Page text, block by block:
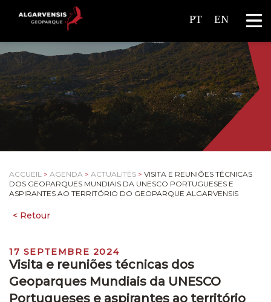
PT EN
ACCUEIL > AGENDA > ACTUALITÉS > VISITA E REUNIÕES TÉCNICAS
DOS GEOPARQUES MUNDIAIS DA UNESCO PORTUGUESES E
ASPIRANTES AO TERRITÓRIO DO GEOPARQUE ALGARVENSIS
17 SEPTEMBRE 2024
Visita e reuniões técnicas dos
Geoparques Mundiais da UNESCO
Portugueses e aspirantes ao território